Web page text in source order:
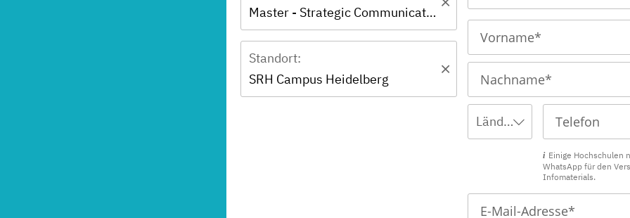
Master - Strategic Communication & Leadership
Standort:
SRH Campus Heidelberg
Ländervorwahl wählen ...
Einige Hochschulen
WhatsApp für den
Infomaterials.